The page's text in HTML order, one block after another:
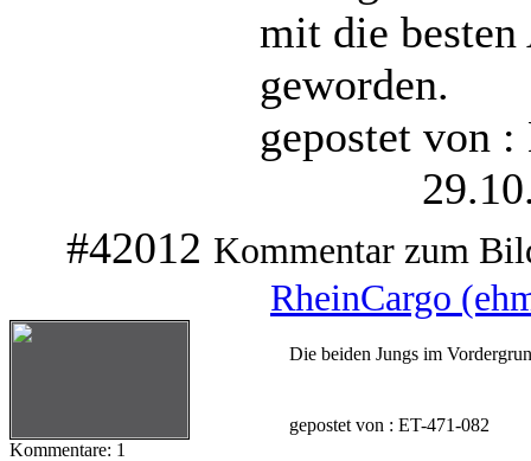
mit die besten
geworden.
gepostet von
#42012 Kommentar zum
RheinCargo
Kommentare: 1
Die beiden Jungs im
gepostet von : ET-471-082